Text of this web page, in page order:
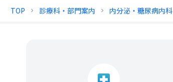
TOP chevron_right 診療科・部門案内 chevron_right 内分泌・糖尿病内科